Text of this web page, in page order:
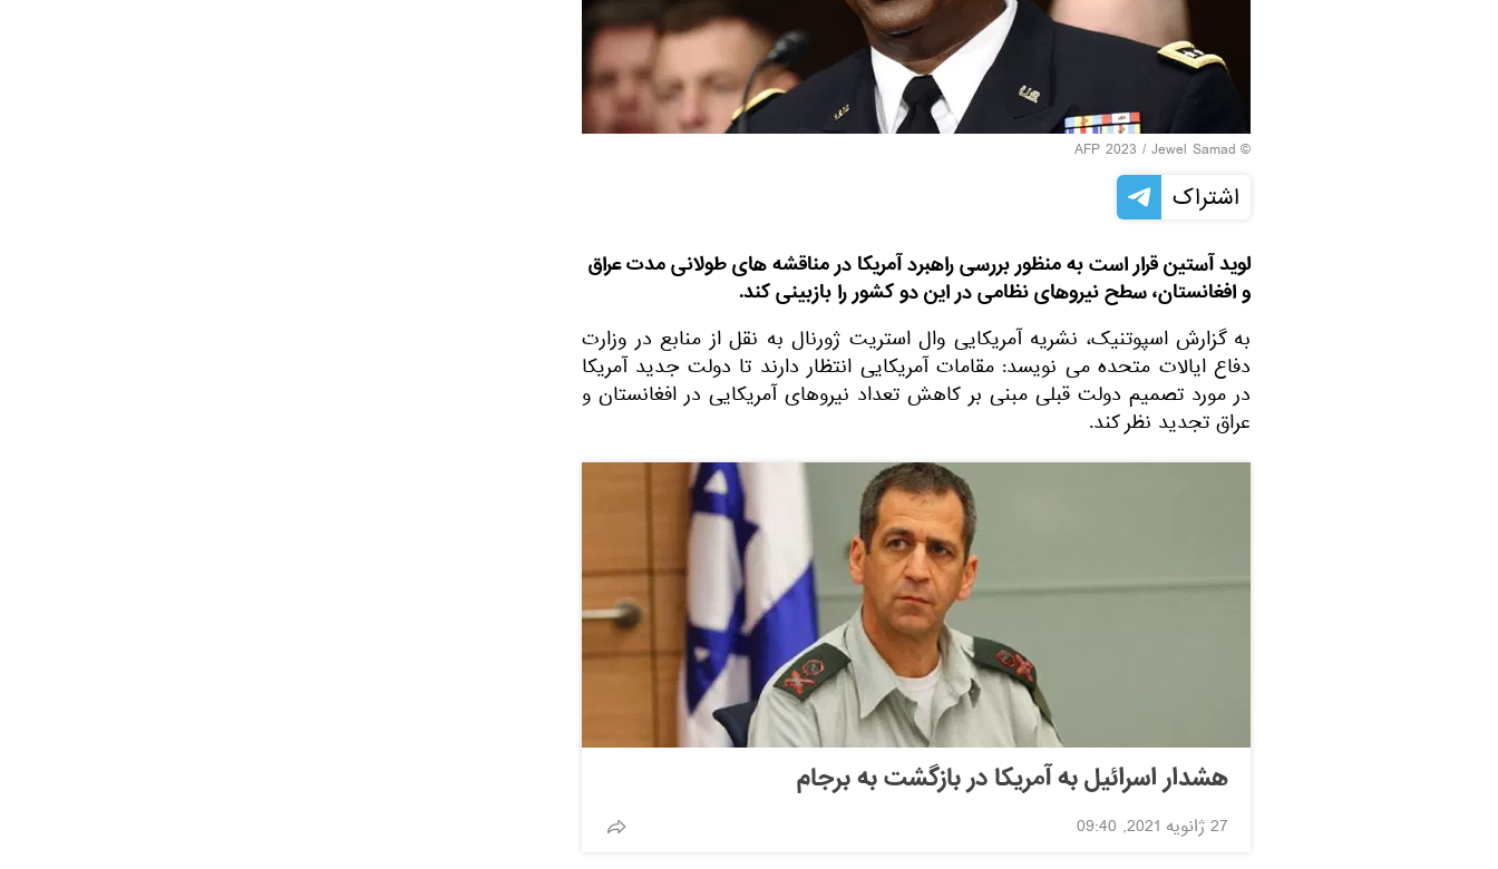
© AFP 2023 / Jewel Samad
اشتراک
لوید آستین قرار است به منظور بررسی راهبرد آمریکا در مناقشه‌ های طولانی مدت عراق
و افغانستان، سطح نیروهای نظامی در این دو کشور را بازبینی کند.
به گزارش اسپوتنیک، نشریه آمریکایی وال استریت ژورنال به نقل از منابع در وزارت
دفاع ایالات متحده می‌ نویسد: مقامات آمریکایی انتظار دارند تا دولت جدید آمریکا
در مورد تصمیم دولت قبلی مبنی بر کاهش تعداد نیروهای آمریکایی در افغانستان و
عراق تجدید نظر کند.
هشدار اسرائیل به آمریکا در بازگشت به برجام
27 ژانویه 2021, 09:40